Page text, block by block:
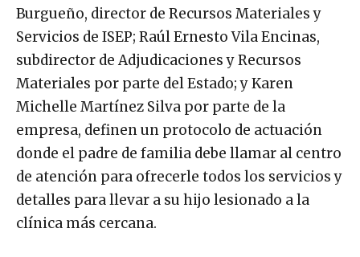
Burgueño, director de Recursos Materiales y
Servicios de ISEP; Raúl Ernesto Vila Encinas,
subdirector de Adjudicaciones y Recursos
Materiales por parte del Estado; y Karen
Michelle Martínez Silva por parte de la
empresa, definen un protocolo de actuación
donde el padre de familia debe llamar al centro
de atención para ofrecerle todos los servicios y
detalles para llevar a su hijo lesionado a la
clínica más cercana.